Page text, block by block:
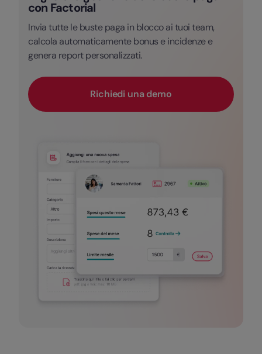
con Factorial
Invia tutte le buste paga in blocco ai tuoi team,
calcola automaticamente bonus e incidenze e
genera report personalizzati.
Richiedi una demo